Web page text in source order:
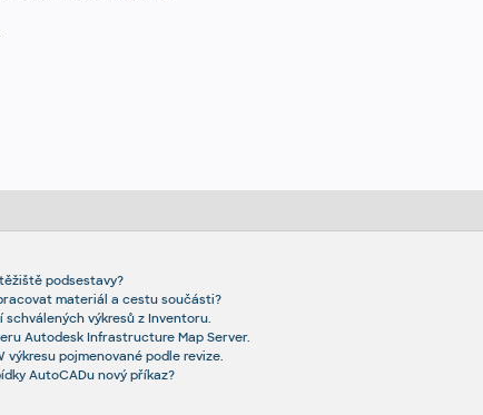
podsestavy?
materiál a cestu součásti?
výkresů z Inventoru.
Autodesk Infrastructure Map Server.
výkresu pojmenované podle revize.
AutoCADu nový příkaz?